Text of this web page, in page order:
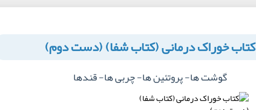
کتاب خوراک درمانی (کتاب شفا) (دست دوم)
گوشت ها- پروتئین ها- چربی ها- قندها